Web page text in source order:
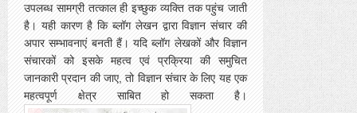
उपलब्ध सामग्री तत्काल ही इच्छुक व्यक्ति तक पहुंच जाती
है। यही कारण है कि ब्लॉग लेखन द्वारा विज्ञान संचार की
अपार सम्भावनाएं बनती हैं। यदि ब्लॉग लेखकों और विज्ञान
संचारकों को इसके महत्व एवं प्रक्रिया की समुचित
जानकारी प्रदान की जाए, तो विज्ञान संचार के लिए यह एक
महत्वपूर्ण क्षेत्र साबित हो सकता है।